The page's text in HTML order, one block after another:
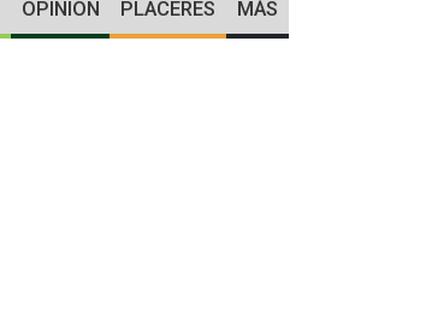
OPINIÓN PLACERES MÁS